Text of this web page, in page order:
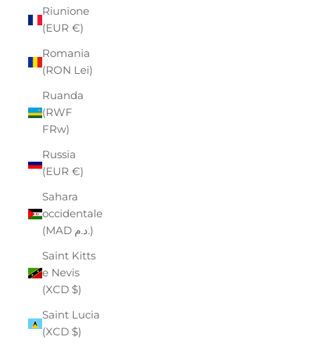
Riunione
(EUR €)
Romania
(RON Lei)
Ruanda
(RWF
FRw)
Russia
(EUR €)
Sahara
occidentale
(MAD د.م.)
Saint Kitts
e Nevis
(XCD $)
Saint Lucia
(XCD $)